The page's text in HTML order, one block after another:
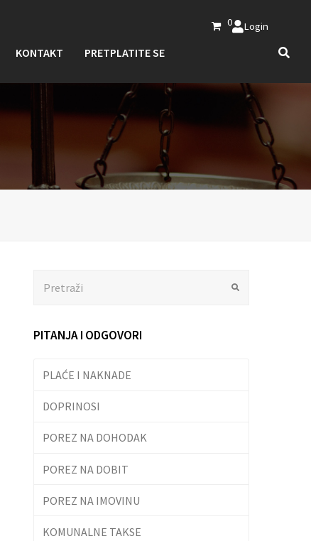
0 Login
KONTAKT PRETPLATITE SE
PITANJA I ODGOVORI
PLAĆE I NAKNADE
DOPRINOSI
POREZ NA DOHODAK
POREZ NA DOBIT
POREZ NA IMOVINU
KOMUNALNE TAKSE